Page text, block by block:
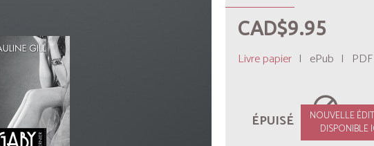
CAD$9.95
Livre papier | ePub | PDF
block
ÉPUISÉ
NOUVELLE
DISPONIBLE